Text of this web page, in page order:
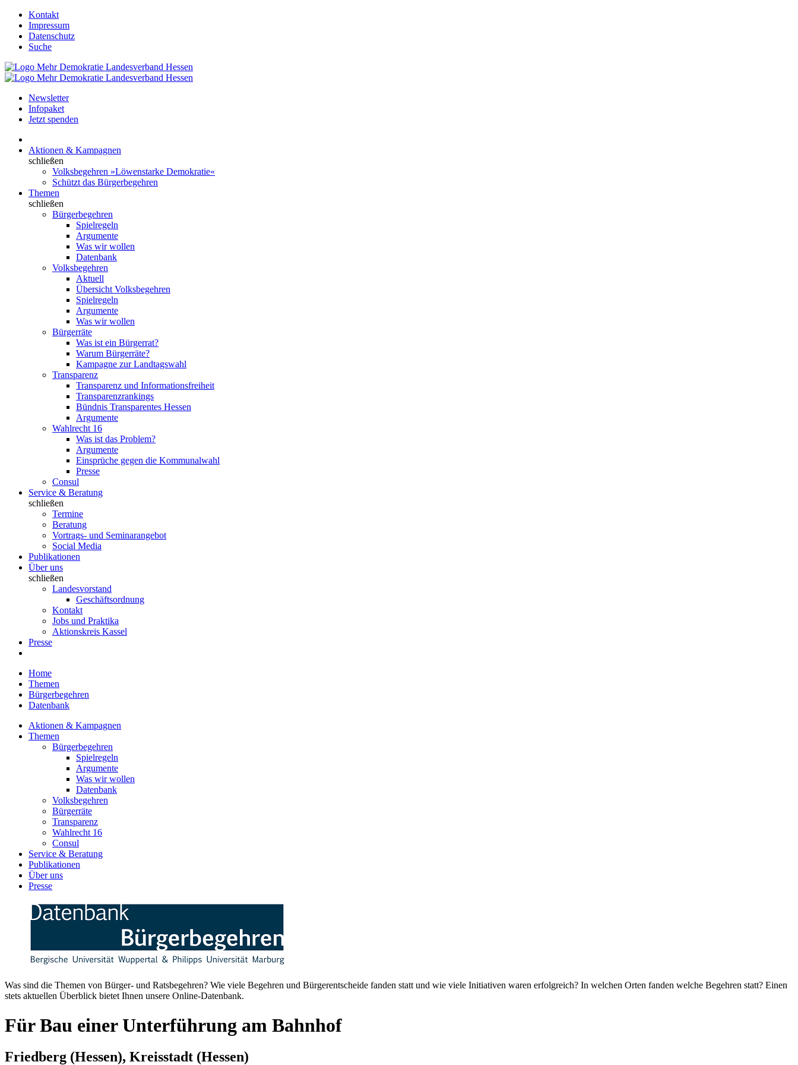
Kontakt
Impressum
Datenschutz
Suche
Newsletter
Infopaket
Jetzt spenden
Aktionen & Kampagnen
schließen
Volksbegehren »Löwenstarke Demokratie«
Schützt das Bürgerbegehren
Themen
schließen
Bürgerbegehren
Spielregeln
Argumente
Was wir wollen
Datenbank
Volksbegehren
Aktuell
Übersicht Volksbegehren
Spielregeln
Argumente
Was wir wollen
Bürgerräte
Was ist ein Bürgerrat?
Warum Bürgerräte?
Kampagne zur Landtagswahl
Transparenz
Transparenz und Informationsfreiheit
Transparenzrankings
Bündnis Transparentes Hessen
Argumente
Wahlrecht 16
Was ist das Problem?
Argumente
Einsprüche gegen die Kommunalwahl
Presse
Consul
Service & Beratung
schließen
Termine
Beratung
Vortrags- und Seminarangebot
Social Media
Publikationen
Über uns
schließen
Landesvorstand
Geschäftsordnung
Kontakt
Jobs und Praktika
Aktionskreis Kassel
Presse
Home
Themen
Bürgerbegehren
Datenbank
Aktionen & Kampagnen
Themen
Bürgerbegehren
Spielregeln
Argumente
Was wir wollen
Datenbank
Volksbegehren
Bürgerräte
Transparenz
Wahlrecht 16
Consul
Service & Beratung
Publikationen
Über uns
Presse
Was sind die Themen von Bürger- und Ratsbegehren? Wie viele Begehren und Bürgerentscheide fanden statt und wie viele Initiativen waren erfolgreich? In welchen Orten fanden welche Begehren statt? Einen
stets aktuellen Überblick bietet Ihnen unsere Online-Datenbank.
Für Bau einer Unterführung am Bahnhof
Friedberg (Hessen), Kreisstadt (Hessen)